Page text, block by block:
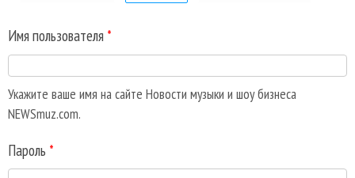
Имя пользователя *
Укажите ваше имя на сайте Новости музыки и шоу бизнеса
NEWSmuz.com.
Пароль *